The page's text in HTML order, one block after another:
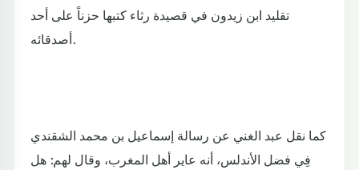
تقليد ابن زيدون في قصيدة رثاء كتبها حزناً على أحد
أصدقائه.
كما نقل عبد الغني عن رسالة إسماعيل بن محمد الشقندي
فِي فضل الأندلس، أنه عاير أهل المغرب، وقال لهم: هل